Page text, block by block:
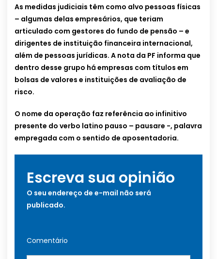
As medidas judiciais têm como alvo pessoas físicas
– algumas delas empresários, que teriam
articulado com gestores do fundo de pensão – e
dirigentes de instituição financeira internacional,
além de pessoas jurídicas. A nota da PF informa que
dentro desse grupo há empresas com títulos em
bolsas de valores e instituições de avaliação de
risco.
O nome da operação faz referência ao infinitivo
presente do verbo latino pauso – pausare -, palavra
empregada com o sentido de aposentadoria.
Escreva sua opinião
O seu endereço de e-mail não será
publicado.
Comentário